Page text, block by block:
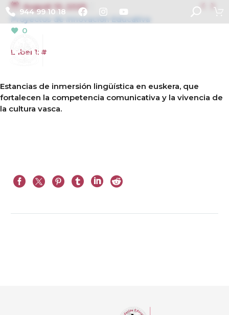
944 99 10 18  
August 10, 2025
Proyectos de Innovación Educativa
0
Label 1: #
Estancias de inmersión lingüística en euskera, que
fortalecen la competencia comunicativa y la vivencia de
la cultura vasca.